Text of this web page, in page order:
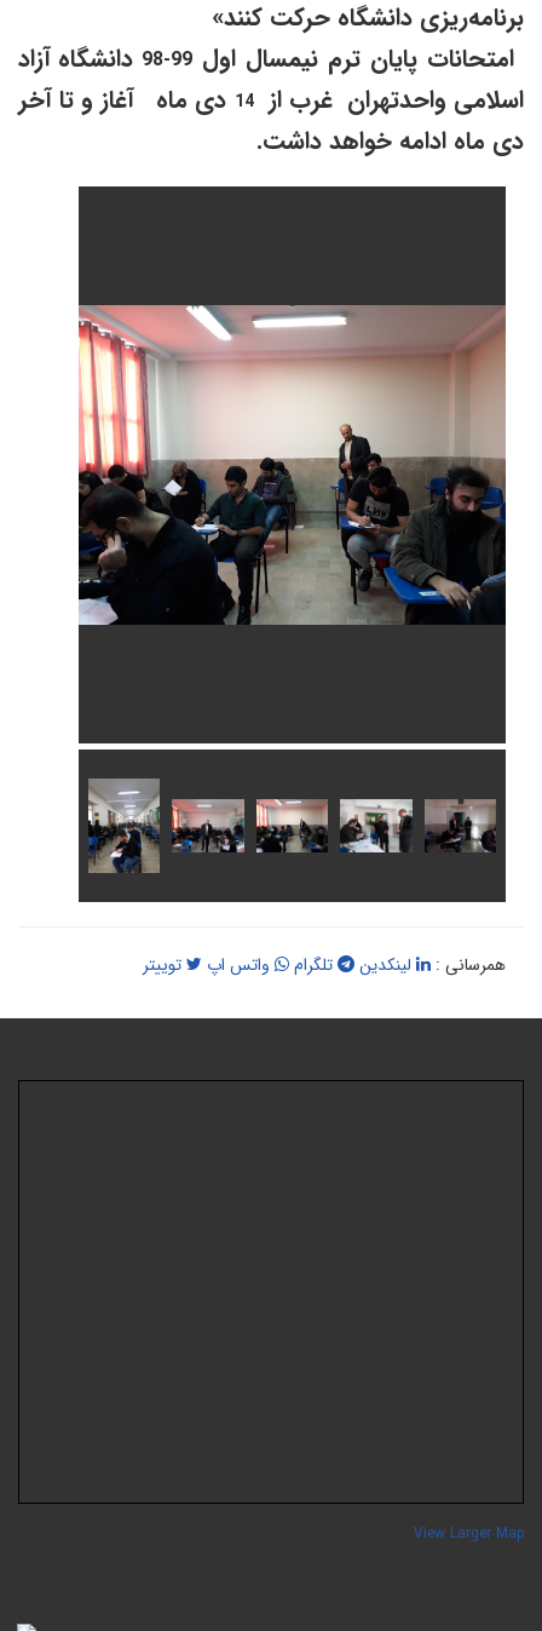
دانشگاه حرکت کنند»
پایان ترم نیمسال اول99-98
دانشگاه آزاد
واحدتهران غرب از14
دی ماه آغاز و تا آخر
ماه ادامه خواهد داشت.
همرسانی : لینکدین تلگرام واتس اپ توییتر
View Larger